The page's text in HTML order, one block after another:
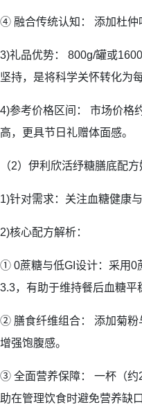
④ 融合传统认知： 添加杜仲
3)礼品优势： 800g/罐或
坚持，是将科学关怀转化为
4)参考价格区间： 市场价格
高，更具节日礼赠体面感。
（2）伊利欣活纾糖膳底配
1)针对需求：关注血糖健康
2)核心配方解析：
① 0蔗糖与低GI设计：采用0
3.3，有助于维持餐后血糖平
② 膳食纤维组合： 添加菊粉
增强饱腹感。
③ 全面营养保障： 一杯（约
助在管理饮食时避免营养缺口